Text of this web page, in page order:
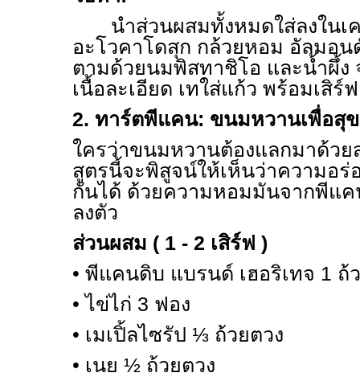
นำส่วนผสมทั้งหมดใส่ลงในเ
อะโวคาโดสุก กล้วยหอม อัลมอน
ตามด้วยนมพิสทาชิโอ และน้ำผึ้ง
เนื้อละเอียด เทใส่แก้ว พร้อมเสิร์ฟ
2. ทาร์ตพีแคน: ขนมหวานเพื่อสุ
ใครว่าขนมหวานต้องแลกมาด้ว
สูตรนี้จะพิสูจน์ให้เห็นว่าความอ
กันได้ ด้วยความหอมมันจากพีแ
ลงตัว
ส่วนผสม ( 1 - 2 เสิร์ฟ )
• พีแคนดิบ แบรนด์ เฮอริเทจ 1 ถ้
• ไข่ไก่ 3 ฟอง
• เมเปิ้ลไซรัป ⅓ ถ้วยตวง
• เนย ½ ถ้วยตวง